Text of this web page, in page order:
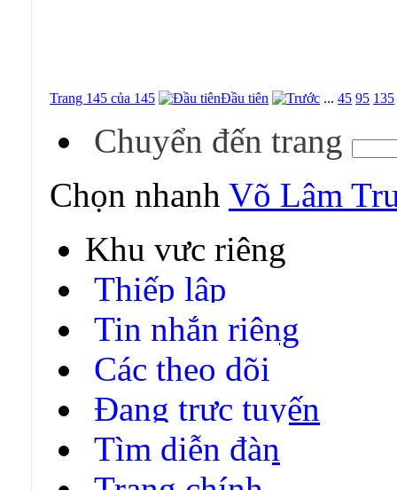
Trang 145 của 145 Đầu tiên ... 45 95 135
Chuyển đến trang
Chọn nhanh Võ Lâm
Khu vực riêng
Thiếp lập
Tin nhắn riêng
Các theo dõi
Đang trực tuyến
Tìm diễn đàn